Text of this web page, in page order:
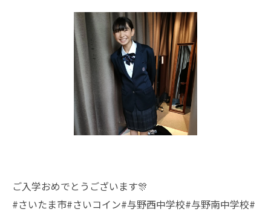
ご入学おめでとうございます🎊
#さいたま市#さいコイン#与野西中学校#与野南中学校#